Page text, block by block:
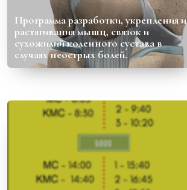
Программа разработки, укрепления и
растягивания мышц, связок и
сухожилий коленного сустава в
случаях неострых болей.